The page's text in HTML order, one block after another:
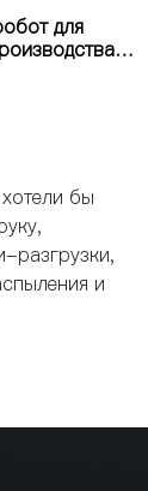
для
бы
разгрузки,
и